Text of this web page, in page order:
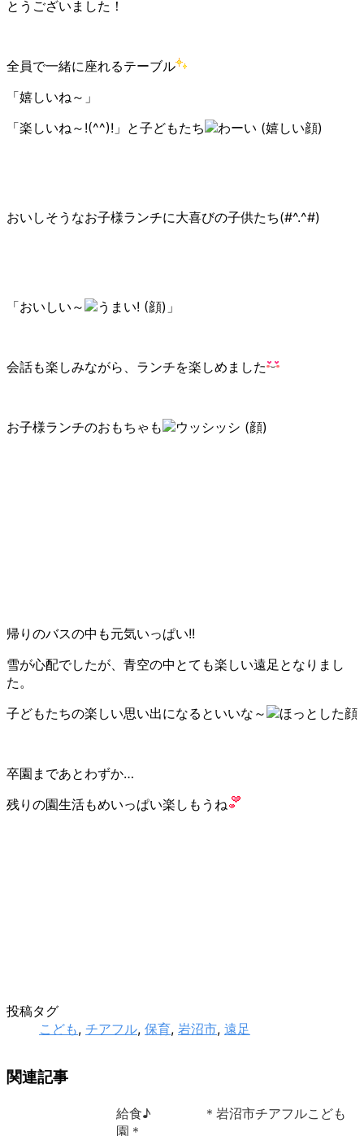
とうございました！
全員で一緒に座れるテーブル
「嬉しいね～」
「楽しいね～!(^^)!」と子どもたち
おいしそうなお子様ランチに大喜びの子供たち(#^.^#)
「おいしい～ 」
会話も楽しみながら、ランチを楽しめました
お子様ランチのおもちゃも
帰りのバスの中も元気いっぱい!!
雪が心配でしたが、青空の中とても楽しい遠足となりまし
た。
子どもたちの楽しい思い出になるといいな～
卒園まであとわずか…
残りの園生活もめいっぱい楽しもうね
投稿タグ
こども, チアフル, 保育, 岩沼市, 遠足
関連記事
給食♪ ＊岩沼市チアフルこども
園＊